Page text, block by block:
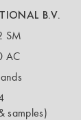
B.V.
SM
AC
samples)